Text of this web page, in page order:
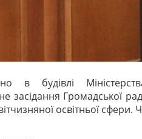
в будівлі
засідання Громадської
освітньої сфери.